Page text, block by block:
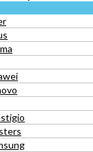
Lenovo
LG
Prestigio
Oysters
Samsung
Sony